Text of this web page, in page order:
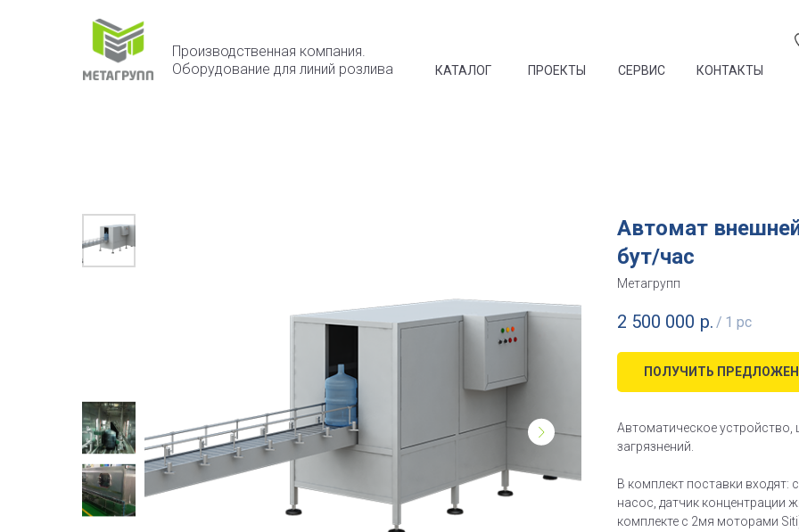
Производственная компания.
Оборудование для линий розлива
КАТАЛОГ ПРОЕКТЫ СЕРВИС КОНТАКТЫ
Автомат
бут/час
Метагрупп
2 500 000 р. / 1 pc
ПОЛУЧИТЬ
Автоматическое
загрязнений.
В комплект поставки входят:
насос, датчик концентрации
комплекте с 2мя моторами